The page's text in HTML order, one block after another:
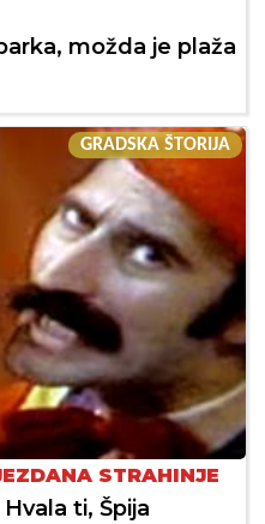
možda je plaža
GRADSKA ŠTORIJA
STRAHINJE
ti, Špija